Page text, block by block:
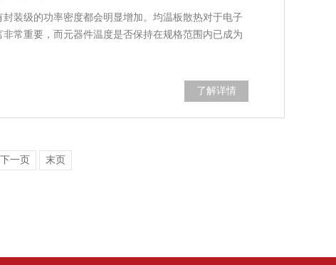
装级的功率密度都会明显增加。均温板散热对于电子
常重要，而元器件温度是否保持在规格范围内已成为
了解详情
下一页 末页